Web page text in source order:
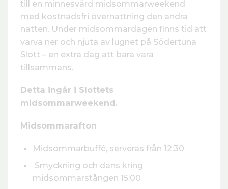
till en minnesvärd midsommarweekend
med kostnadsfri övernattning den andra
natten. Under midsommardagen finns tid att
varva ner och njuta av lugnet på Södertuna
Slott – en extra dag att bara vara
tillsammans.
Detta ingår i Slottets
midsommarweekend.
Midsommarafton
Midsommarbuffé, serveras från 12:30
Smyckning och dans kring
midsommarstången 15:00